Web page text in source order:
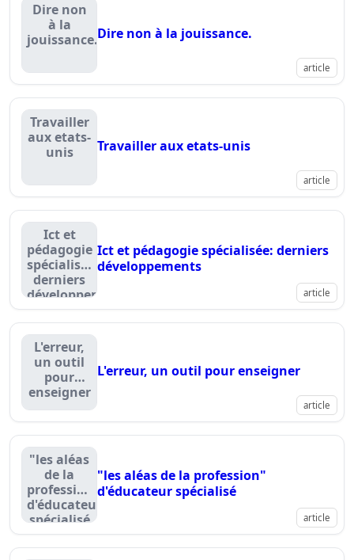
Dire non
à la
jouissance.Dire non à la jouissance.
article
Travailler
aux etats-
unis
Travailler aux etats-unis
article
Ict et
pédagogie
spécialisée:
derniers
développements
Ict et pédagogie spécialisée: derniers
développements
article
L'erreur,
un outil
pour
enseigner
L'erreur, un outil pour enseigner
article
"les aléas
de la
profession"
d'éducateur
spécialisé
"les aléas de la profession"
d'éducateur spécialisé
article